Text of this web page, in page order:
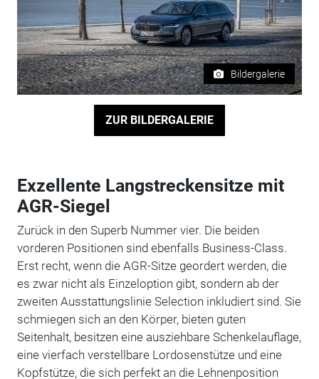
Bildergalerie
ZUR BILDERGALERIE
Exzellente Langstreckensitze mit
AGR-Siegel
Zurück in den Superb Nummer vier. Die beiden
vorderen Positionen sind ebenfalls Business-Class.
Erst recht, wenn die AGR-Sitze geordert werden, die
es zwar nicht als Einzeloption gibt, sondern ab der
zweiten Ausstattungslinie Selection inkludiert sind. Sie
schmiegen sich an den Körper, bieten guten
Seitenhalt, besitzen eine ausziehbare Schenkelauflage,
eine vierfach verstellbare Lordosenstütze und eine
Kopfstütze, die sich perfekt an die Lehnenposition